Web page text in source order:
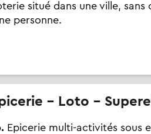
situé dans une ville, sans
personne.
- Loto -
Epicerie multi-activités sous